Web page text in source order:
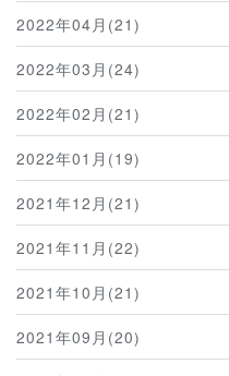
2022年04月(21)
2022年03月(24)
2022年02月(21)
2022年01月(19)
2021年12月(21)
2021年11月(22)
2021年10月(21)
2021年09月(20)